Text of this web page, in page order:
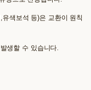
색보석 등)은 교환이 원칙
생할 수 있습니다.